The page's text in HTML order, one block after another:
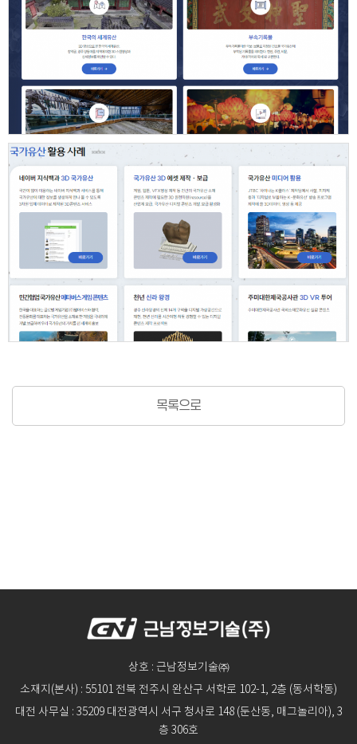
목록으로
상호 : 근남정보기술㈜
소재지(본사) : 55101 전북 전주시 완산구 서학로 102-1, 2층 (동서학동)
대전 사무실 : 35209 대전광역시 서구 청사로 148 (둔산동, 매그놀리아), 3
층 306호